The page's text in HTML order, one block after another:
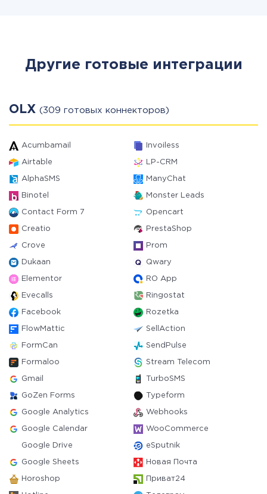
Другие готовые интеграции
OLX (309 готовых коннекторов)
Acumbamail Invoiless
Airtable LP-CRM
AlphaSMS ManyChat
Binotel Monster Leads
Contact Form 7 Opencart
Creatio PrestaShop
Crove Prom
Dukaan Qwary
Elementor RO App
Evecalls Ringostat
Facebook Rozetka
FlowMattic SellAction
FormCan SendPulse
Formaloo Stream Telecom
Gmail TurboSMS
GoZen Forms Typeform
Google Analytics Webhooks
Google Calendar WooCommerce
Google Drive eSputnik
Google Sheets Новая Почта
Horoshop Приват24